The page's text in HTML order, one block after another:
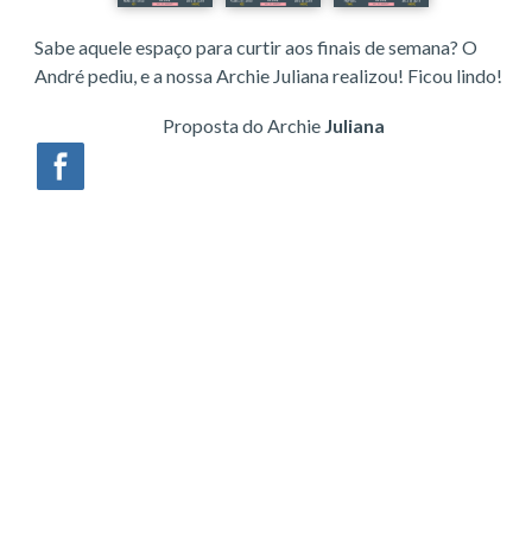
Sabe aquele espaço para curtir aos finais de semana? O
André pediu, e a nossa Archie Juliana realizou! Ficou lindo!
Proposta do Archie Juliana